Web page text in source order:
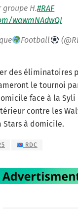
groupe H.#RAF
wawmNAdwQI
Football
des éliminatoires
le tournoi
face à la Syli
contre les
Stars à domicile.
RDC